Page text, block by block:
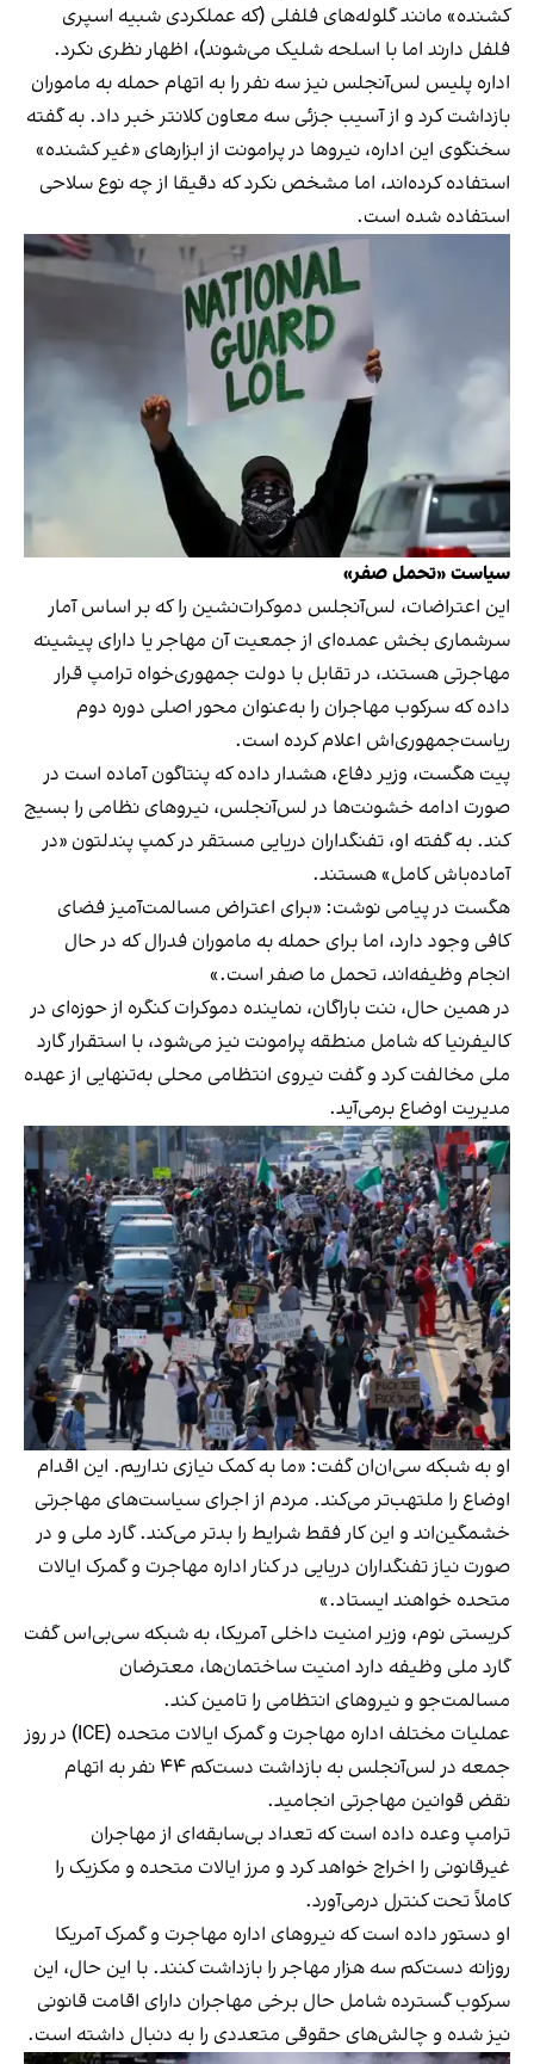
کشنده» مانند گلوله‌های فلفلی (که عملکردی شبیه اسپری
فلفل دارند اما با اسلحه‌ شلیک می‌شوند)، اظهار نظری نکرد.
اداره پلیس لس‌آنجلس نیز سه نفر را به اتهام حمله به ماموران
بازداشت کرد و از آسیب جزئی سه معاون کلانتر خبر داد. به گفته
سخنگوی این اداره، نیروها در پرامونت از ابزارهای «غیر کشنده»
استفاده کرده‌اند، اما مشخص نکرد که دقیقا از چه نوع سلاحی
استفاده شده است.
سیاست «تحمل صفر»
این اعتراضات، لس‌آنجلس دموکرات‌نشین را که بر اساس آمار
سرشماری بخش عمده‌ای از جمعیت آن مهاجر یا دارای پیشینه
مهاجرتی هستند، در تقابل با دولت جمهوری‌خواه ترامپ قرار
داده که سرکوب مهاجران را به‌عنوان محور اصلی دوره دوم
ریاست‌جمهوری‌اش اعلام کرده است.
پیت هگست، وزیر دفاع، هشدار داده که پنتاگون آماده است در
صورت ادامه خشونت‌ها در لس‌آنجلس، نیروهای نظامی را بسیج
کند. به گفته او، تفنگداران دریایی مستقر در کمپ پندلتون «در
آماده‌باش کامل» هستند.
هگست در پیامی نوشت: «برای اعتراض مسالمت‌آمیز فضای
کافی وجود دارد، اما برای حمله به ماموران فدرال که در حال
انجام وظیفه‌اند، تحمل ما صفر است.»
در همین حال، ننت باراگان، نماینده دموکرات کنگره از حوزه‌ای در
کالیفرنیا که شامل منطقه پرامونت نیز می‌شود، با استقرار گارد
ملی مخالفت کرد و گفت نیروی انتظامی محلی به‌تنهایی از عهده
مدیریت اوضاع برمی‌آید.
او به شبکه سی‌ان‌ان گفت: «ما به کمک نیازی نداریم. این اقدام
اوضاع را ملتهب‌تر می‌کند. مردم از اجرای سیاست‌های مهاجرتی
خشمگین‌اند و این کار فقط شرایط را بدتر می‌کند. گارد ملی و در
صورت نیاز تفنگداران دریایی در کنار اداره مهاجرت و گمرک ایالات
متحده خواهند ایستاد.»
کریستی نوم، وزیر امنیت داخلی آمریکا، به شبکه سی‌بی‌اس گفت
گارد ملی وظیفه دارد امنیت ساختمان‌ها، معترضان
مسالمت‌جو و نیروهای انتظامی را تامین کند.
عملیات مختلف اداره مهاجرت و گمرک ایالات متحده (ICE) در روز
جمعه در لس‌آنجلس به بازداشت دست‌کم ۴۴ نفر به اتهام
نقض قوانین مهاجرتی انجامید.
ترامپ وعده داده است که تعداد بی‌سابقه‌ای از مهاجران
غیرقانونی را اخراج خواهد کرد و مرز ایالات متحده و مکزیک را
کاملاً تحت کنترل درمی‌آورد.
او دستور داده است که نیروهای اداره مهاجرت و گمرک آمریکا
روزانه دست‌کم سه هزار مهاجر را بازداشت کنند. با این حال، این
سرکوب گسترده شامل حال برخی مهاجران دارای اقامت قانونی
نیز شده و چالش‌های حقوقی متعددی را به دنبال داشته است.